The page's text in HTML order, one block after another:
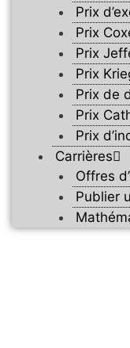
Prix
Prix
Prix
Prix
Prix de
Prix
Prix
Carrières
Offres
Publier